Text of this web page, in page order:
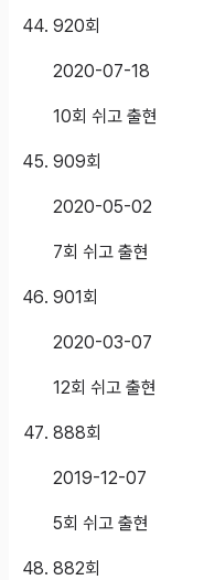
920회
2020-07-18
10회 쉬고 출현
909회
2020-05-02
7회 쉬고 출현
901회
2020-03-07
12회 쉬고 출현
888회
2019-12-07
5회 쉬고 출현
882회